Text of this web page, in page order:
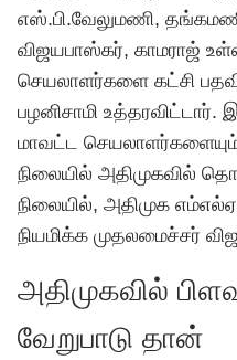
எஸ்.பி.வேலுமணி,
விஜயபாஸ்கர், காமராஜ்
செயலாளர்களை கட்சி
பழனிசாமி உத்தரவிட்டார்.
மாவட்ட
நிலையில் அதிமுகவில்
நிலையில், அதிமுக
நியமிக்க முதலமைச்சர்
அதிமுகவில்
வேறுபாடு தான்